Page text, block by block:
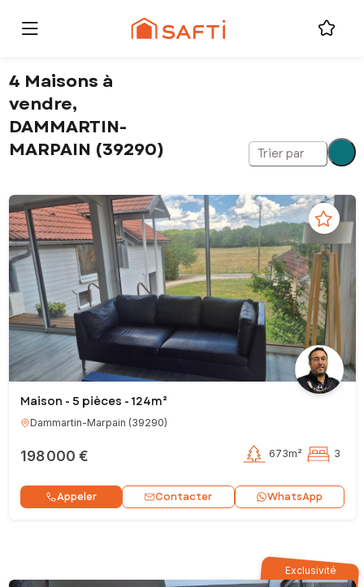
4 Maisons à
vendre,
DAMMARTIN-
MARPAIN (39290)
Trier par
Maison - 5 pièces - 124m²
Dammartin-Marpain (39290)
198 000 € 673m² 3
Appeler Contacter WhatsApp
Exclusivité